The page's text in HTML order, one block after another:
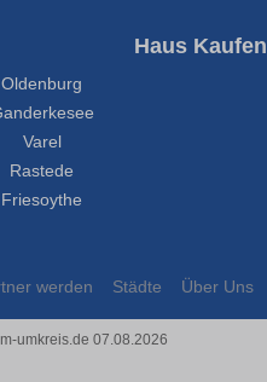
Haus Kaufen
Oldenburg
Varel
Rastede
Friesoythe
werden Städte Über Uns
umkreis.de 07.08.2026